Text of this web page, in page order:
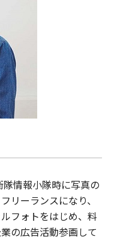
情報小隊時に写真の
リーランスになり、
フォトをはじめ、料
の広告活動参画して